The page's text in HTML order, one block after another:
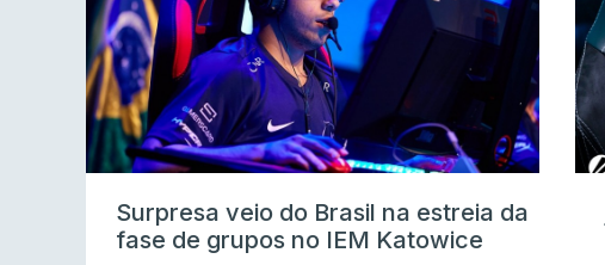
Surpresa veio do Brasil na estreia da
fase de grupos no IEM Katowice